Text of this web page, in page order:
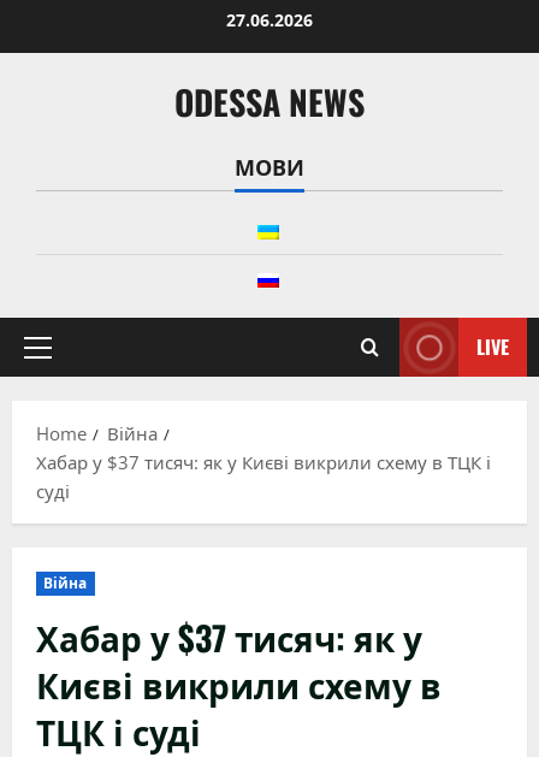
27.06.2026
ODESSA NEWS
МОВИ
Primary
LIVE
Home
Війна
Хабар у $37 тисяч: як у Києві викрили схему в ТЦК і
суді
Війна
Хабар у $37 тисяч: як у
Києві викрили схему в
ТЦК і суді